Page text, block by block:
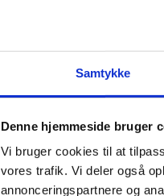
Samtykke
Denne hjemmeside bruger
Vi bruger cookies til at
vores trafik. Vi deler også
annonceringspartnere og
og
10. klasse.
Får
i
For